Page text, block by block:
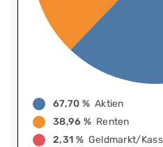
67,70 % Aktien
38,96 % Renten
2,31 % Geldmarkt/